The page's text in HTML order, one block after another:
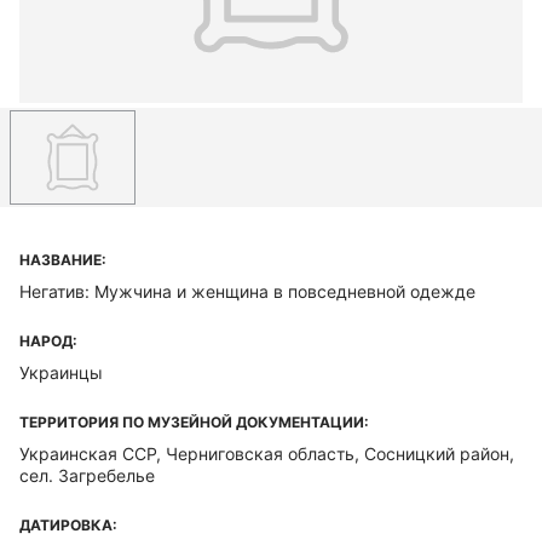
НАЗВАНИЕ:
Негатив: Мужчина и женщина в повседневной одежде
НАРОД:
Украинцы
ТЕРРИТОРИЯ ПО МУЗЕЙНОЙ ДОКУМЕНТАЦИИ:
Украинская ССР, Черниговская область, Сосницкий район,
сел. Загребелье
ДАТИРОВКА: